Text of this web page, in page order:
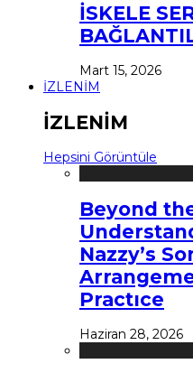
İSKELE
Mart 15, 2026
İZLENİM
İZLENİM
Hepsini Görüntüle
Beyond
Nazzy’s
Practıce
Haziran 28, 2026